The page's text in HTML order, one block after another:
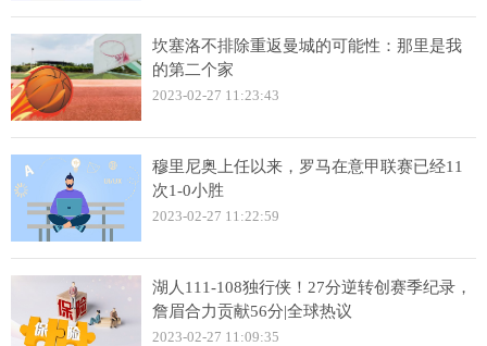
坎塞洛不排除重返曼城的可能性：那里是我
的第二个家
2023-02-27 11:23:43
穆里尼奥上任以来，罗马在意甲联赛已经11
次1-0小胜
2023-02-27 11:22:59
湖人111-108独行侠！27分逆转创赛季纪录，
詹眉合力贡献56分|全球热议
2023-02-27 11:09:35